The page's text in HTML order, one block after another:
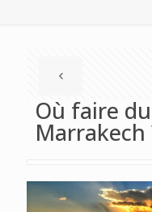
Où faire
Marrakech